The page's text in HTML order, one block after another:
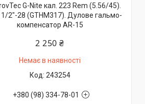
G-Nite кал. 223 Rem (5.56/45).
1/2"-28 (GTHM317). Дулове гальмо-
компенсатор AR-15
2 250 ₴
Немає в наявності
243254
+380 (98) 334-78-01